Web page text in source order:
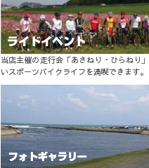
当店主催の走行会「あさねり・ひらねり
いスポーツバイクライフを満喫できます。